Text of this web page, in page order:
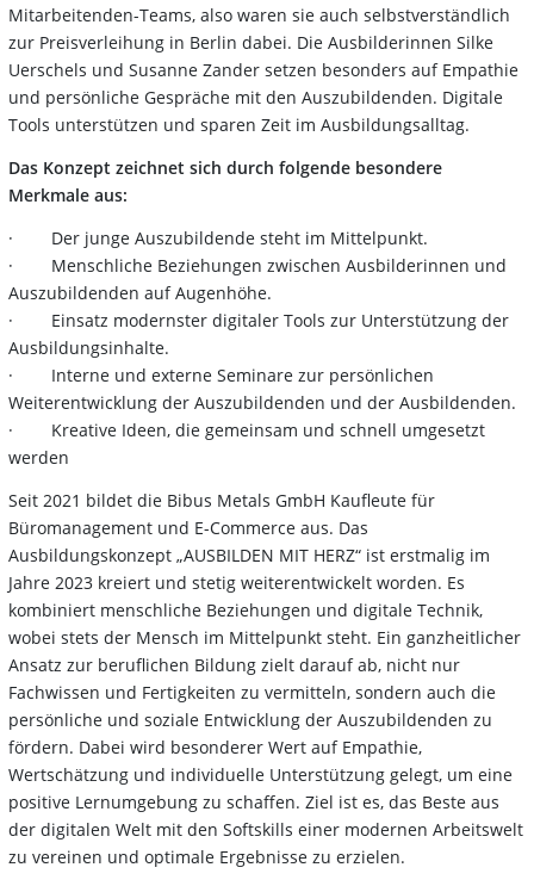
Mitarbeitenden-Teams, also waren sie auch selbstverständlich
zur Preisverleihung in Berlin dabei. Die Ausbilderinnen Silke
Uerschels und Susanne Zander setzen besonders auf Empathie
und persönliche Gespräche mit den Auszubildenden. Digitale
Tools unterstützen und sparen Zeit im Ausbildungsalltag.
Das Konzept zeichnet sich durch folgende besondere
Merkmale aus:
· Der junge Auszubildende steht im Mittelpunkt.
· Menschliche Beziehungen zwischen Ausbilderinnen und
Auszubildenden auf Augenhöhe.
· Einsatz modernster digitaler Tools zur Unterstützung der
Ausbildungsinhalte.
· Interne und externe Seminare zur persönlichen
Weiterentwicklung der Auszubildenden und der Ausbildenden.
· Kreative Ideen, die gemeinsam und schnell umgesetzt
werden
Seit 2021 bildet die Bibus Metals GmbH Kaufleute für
Büromanagement und E-Commerce aus. Das
Ausbildungskonzept „AUSBILDEN MIT HERZ“ ist erstmalig im
Jahre 2023 kreiert und stetig weiterentwickelt worden. Es
kombiniert menschliche Beziehungen und digitale Technik,
wobei stets der Mensch im Mittelpunkt steht. Ein ganzheitlicher
Ansatz zur beruflichen Bildung zielt darauf ab, nicht nur
Fachwissen und Fertigkeiten zu vermitteln, sondern auch die
persönliche und soziale Entwicklung der Auszubildenden zu
fördern. Dabei wird besonderer Wert auf Empathie,
Wertschätzung und individuelle Unterstützung gelegt, um eine
positive Lernumgebung zu schaffen. Ziel ist es, das Beste aus
der digitalen Welt mit den Softskills einer modernen Arbeitswelt
zu vereinen und optimale Ergebnisse zu erzielen.